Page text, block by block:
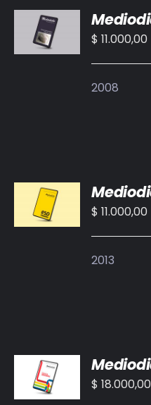
AL
CARRITO
/
$ 11.000,00
2008
AL
CARRITO
/
$ 11.000,00
2013
AL
CARRITO
/
$ 18.000,00